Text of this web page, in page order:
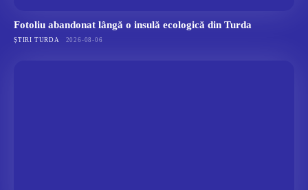
Fotoliu abandonat lângă o insulă ecologică din Turda
ȘTIRI TURDA 2026-08-06